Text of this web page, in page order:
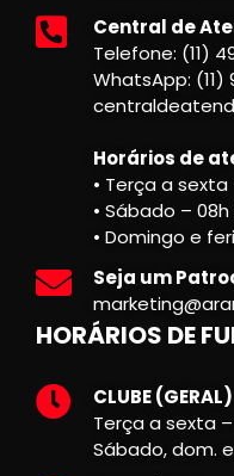
Central de
Telefone: (11)
WhatsApp:
Horários de
• Terça a sexta
• Sábado – 08h
• Domingo e
Seja um
HORÁRIOS DE
CLUBE (GERAL)
Terça a sexta
Sábado, dom.